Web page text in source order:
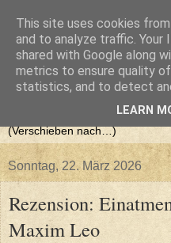
Sonntag, 22. März 2026
Rezension:
Maxim Leo
This site uses cookies
and to analyze traffic. Your
shared with Google along
metrics to ensure quality
statistics, and to detect
LEARN